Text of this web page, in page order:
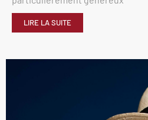
LIRE LA SUITE